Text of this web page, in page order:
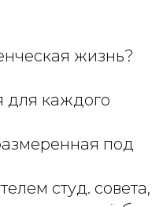
жизнь?
для каждого
под
студ. совета,